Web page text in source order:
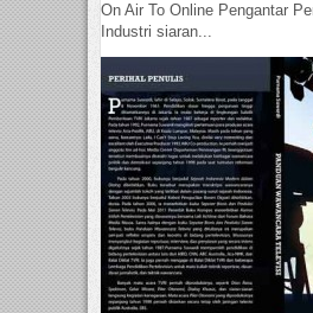
On Air To Online Pengantar
Industri siaran...